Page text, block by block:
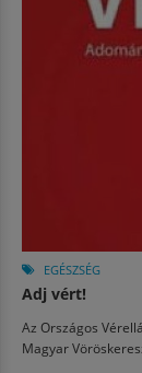
EGÉSZSÉG
Adj vért!
Az Országos
Magyar